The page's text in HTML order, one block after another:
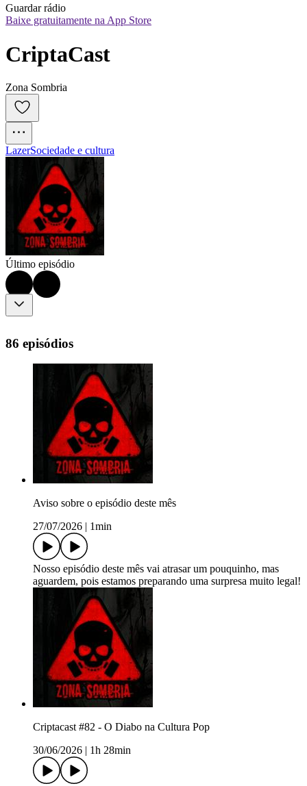
Guardar rádio
Baixe gratuitamente na App Store
CriptaCast
Zona Sombria
LazerSociedade e cultura
Último episódio
86 episódios
Aviso sobre o episódio deste mês
27/07/2026
1min
Nosso episódio deste mês vai atrasar um pouquinho, mas
aguardem, pois estamos preparando uma surpresa muito legal!
Criptacast #82 - O Diabo na Cultura Pop
30/06/2026
1h 28min